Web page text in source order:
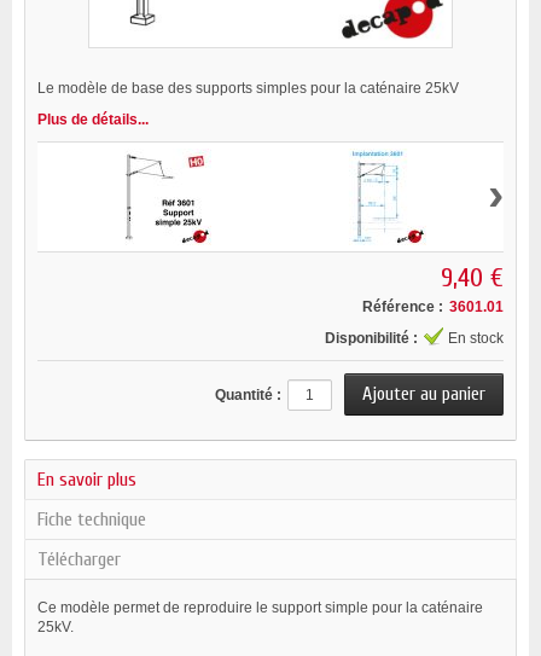
Le modèle de base des supports simples pour la caténaire 25kV
Plus de détails...
›
9,40 €
Référence : 3601.01
Disponibilité :
En stock
Quantité :
En savoir plus
Fiche technique
Télécharger
Ce modèle permet de reproduire le support simple pour la caténaire
25kV.